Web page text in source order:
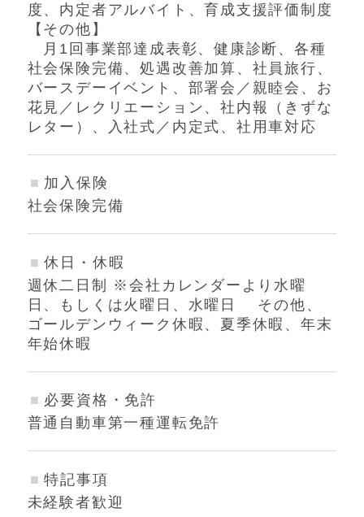
度、内定者アルバイト、育成支援評価制度
【その他】
月1回事業部達成表彰、健康診断、各種
社会保険完備、処遇改善加算、社員旅行、
バースデーイベント、部署会／親睦会、お
花見／レクリエーション、社内報（きずな
レター）、入社式／内定式、社用車対応
加入保険
社会保険完備
休日・休暇
週休二日制 ※会社カレンダーより水曜
日、もしくは火曜日、水曜日 その他、
ゴールデンウィーク休暇、夏季休暇、年末
年始休暇
必要資格・免許
普通自動車第一種運転免許
特記事項
未経験者歓迎